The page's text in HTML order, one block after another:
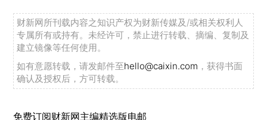
财新网所刊载内容之知识产权为财新传媒及/或相关权利人
专属所有或持有。未经许可，禁止进行转载、摘编、复制及
建立镜像等任何使用。
如有意愿转载，请发邮件至hello@caixin.com ，获得书面
确认及授权后，方可转载。
免费订阅财新网主编精选版电邮